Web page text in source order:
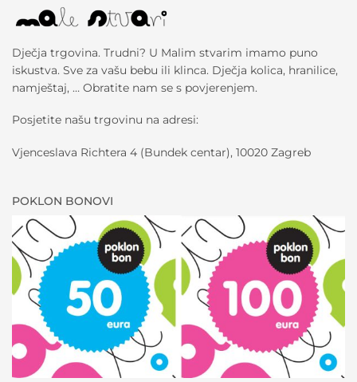
Dječja trgovina. Trudni? U Malim stvarim imamo puno
iskustva. Sve za vašu bebu ili klinca. Dječja kolica, hranilice,
namještaj, … Obratite nam se s povjerenjem.
Posjetite našu trgovinu na adresi:
Vjenceslava Richtera 4 (Bundek centar), 10020 Zagreb
POKLON BONOVI